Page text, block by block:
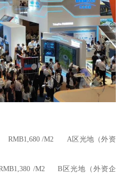
/M2 A区光地（外资
/M2 B区光地（外资企